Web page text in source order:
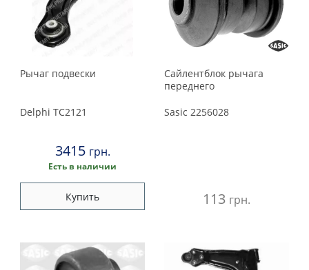
Рычаг подвески
Delphi TC2121
3415 грн.
Есть в наличии
Купить
Сайлентблок рычага
переднего
Sasic 2256028
113 грн.